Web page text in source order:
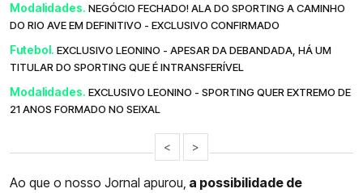
Modalidades. NEGÓCIO FECHADO! ALA DO SPORTING A CAMINHO
DO RIO AVE EM DEFINITIVO - EXCLUSIVO CONFIRMADO
Futebol. EXCLUSIVO LEONINO - APESAR DA DEBANDADA, HÁ UM
TITULAR DO SPORTING QUE É INTRANSFERÍVEL
Modalidades. EXCLUSIVO LEONINO - SPORTING QUER EXTREMO DE
21 ANOS FORMADO NO SEIXAL
< >
Ao que o nosso Jornal apurou, a possibilidade de